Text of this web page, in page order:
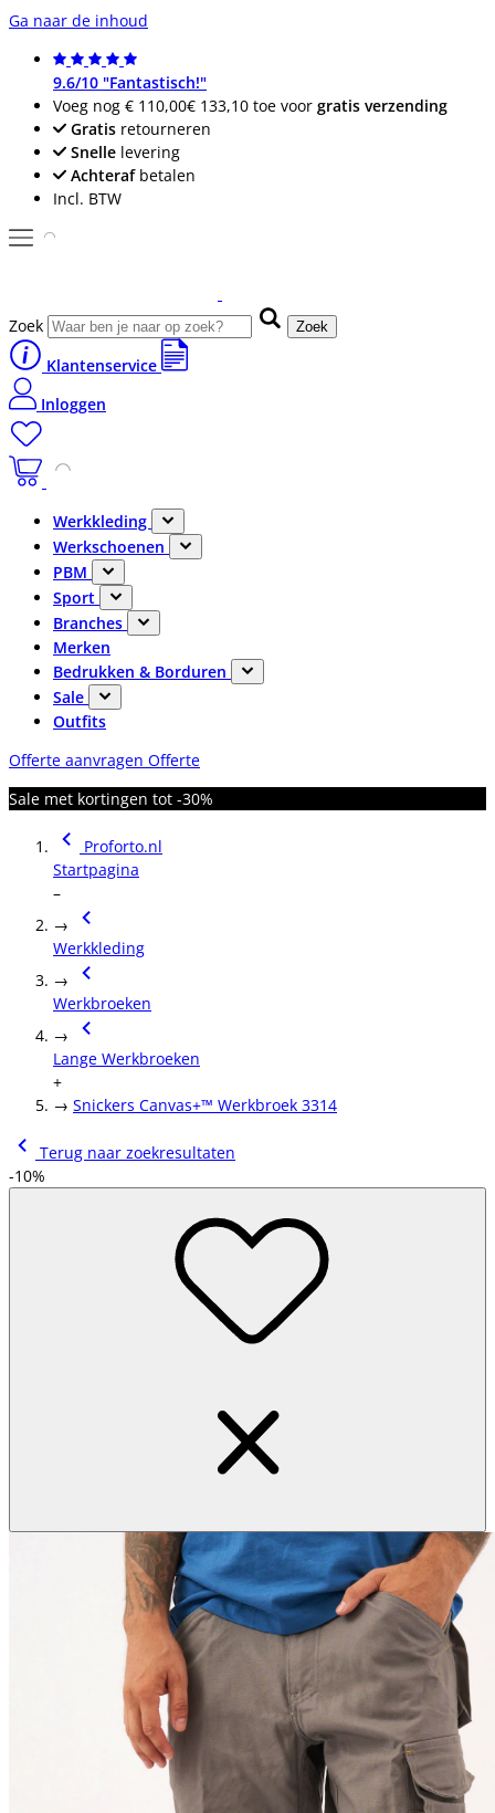
Ga naar de inhoud
9.6/10 "Fantastisch!"
Voeg nog € 110,00€ 133,10 toe voor gratis verzending
Gratis retourneren
Snelle levering
Achterafbetalen
Incl. BTW
Zoek Zoek
Klantenservice
Inloggen
Werkkleding
Werkschoenen
PBM
Sport
Branches
Merken
Bedrukken & Borduren
Sale
Outfits
Offerte aanvragen Offerte
Sale met kortingen tot -30%
Proforto.nl
Startpagina
–
→
Werkkleding
→
Werkbroeken
→
Lange Werkbroeken
+
→ Snickers Canvas+™ Werkbroek 3314
Terug naar zoekresultaten
-10%